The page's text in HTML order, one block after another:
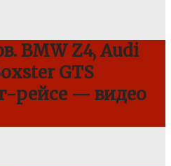
BMW Z4, Audi
GTS
рейсе — видео